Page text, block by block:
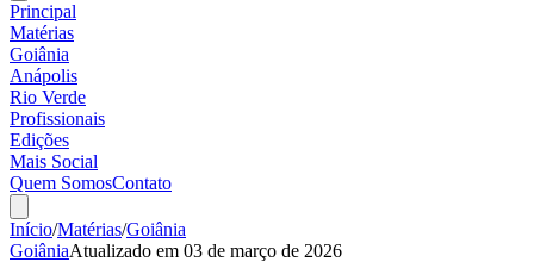
Principal
Matérias
Goiânia
Anápolis
Rio Verde
Profissionais
Edições
Mais Social
Quem SomosContato
Início/Matérias/Goiânia
GoiâniaAtualizado em 03 de março de 2026